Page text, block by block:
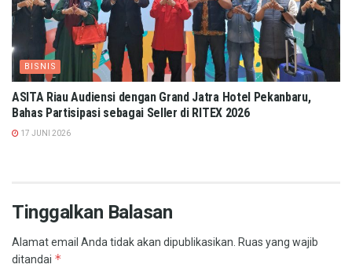
BISNIS
ASITA Riau Audiensi dengan Grand Jatra Hotel Pekanbaru,
Bahas Partisipasi sebagai Seller di RITEX 2026
17 JUNI 2026
Tinggalkan Balasan
Alamat email Anda tidak akan dipublikasikan. Ruas yang wajib
ditandai *